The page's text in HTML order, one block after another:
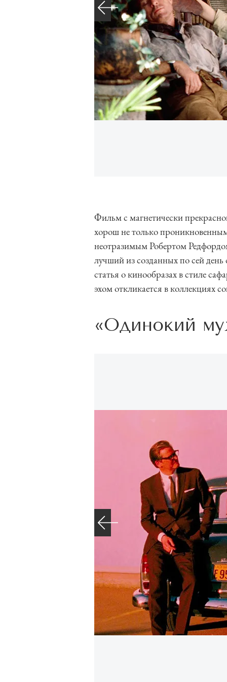
e
Фильм с магнетически
хорош не только
неотразимым Робертом
лучший из созданных по сей день
статья о кинообразах в стиле
эхом откликается в коллекциях
«Одинокий